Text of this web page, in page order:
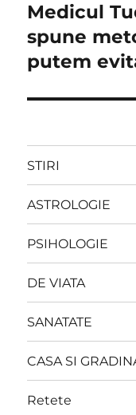
Next
post:
Medicul
spune
putem
STIRI
ASTROLOGIE
PSIHOLOGIE
DE VIATA
SANATATE
CASA SI
Retete